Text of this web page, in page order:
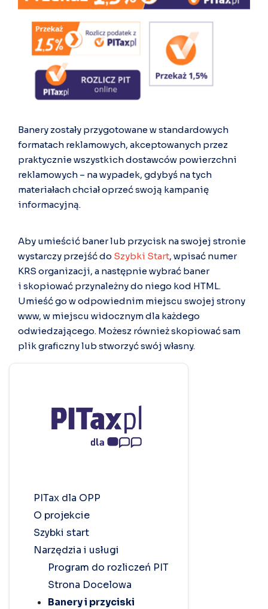
PITax dla OPP
O projekcie
Szybki start
Narzędzia i usługi
Program do rozliczeń PIT
Strona Docelowa
Banery i przyciski
Banery zostały przygotowane w standardowych
formatach reklamowych, akceptowanych przez
praktycznie wszystkich dostawców powierzchni
reklamowych – na wypadek, gdybyś na tych
materiałach chciał oprzeć swoją kampanię
informacyjną.
Aby umieścić baner lub przycisk na swojej stronie
wystarczy przejść do Szybki Start, wpisać numer
KRS organizacji, a następnie wybrać baner
i skopiować przynależny do niego kod HTML.
Umieść go w odpowiednim miejscu swojej strony
www, w miejscu widocznym dla każdego
odwiedzającego. Możesz również skopiować sam
plik graficzny lub stworzyć swój własny.